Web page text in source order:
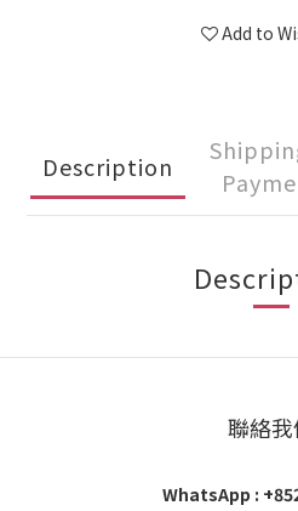
Add to
Description
聯絡我
WhatsApp :